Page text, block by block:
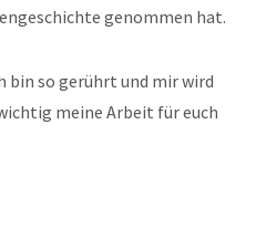
genommen hat.
bin so gerührt und mir wird
meine Arbeit für euch